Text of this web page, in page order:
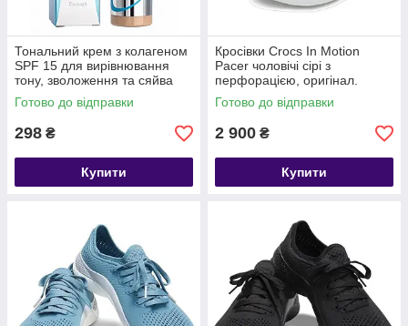
Тональний крем з колагеном
SPF 15 для вирівнювання
тону, зволоження та сяйва
шкіри Enough Collagen тон 13
Готово до відправки
298 ₴
Купити
Кросівки Crocs In Motion
Pacer чоловічі сірі з
перфорацією, оригінал.
Готово до відправки
2 900 ₴
Купити